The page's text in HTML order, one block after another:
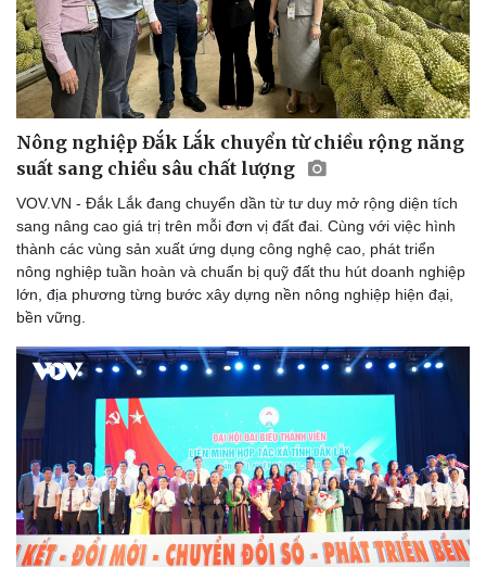
Làm đẹp - giảm cân
Phòng mạch online
Ăn sạch sống khỏe
Nông nghiệp Đắk Lắk chuyển từ chiều rộng năng
suất sang chiều sâu chất lượng
VOV.VN - Đắk Lắk đang chuyển dần từ tư duy mở rộng diện tích
sang nâng cao giá trị trên mỗi đơn vị đất đai. Cùng với việc hình
thành các vùng sản xuất ứng dụng công nghệ cao, phát triển
nông nghiệp tuần hoàn và chuẩn bị quỹ đất thu hút doanh nghiệp
lớn, địa phương từng bước xây dựng nền nông nghiệp hiện đại,
bền vững.